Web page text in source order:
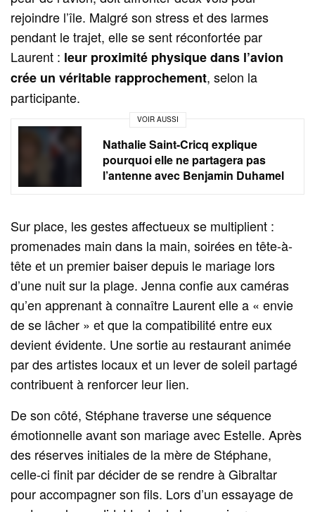
rejoindre l’île. Malgré son stress et des larmes
pendant le trajet, elle se sent réconfortée par
Laurent : leur proximité physique dans l’avion
crée un véritable rapprochement, selon la
participante.
VOIR AUSSI
Nathalie Saint-Cricq explique
pourquoi elle ne partagera pas
l’antenne avec Benjamin Duhamel
Sur place, les gestes affectueux se multiplient :
promenades main dans la main, soirées en tête-à-
tête et un premier baiser depuis le mariage lors
d’une nuit sur la plage. Jenna confie aux caméras
qu’en apprenant à connaître Laurent elle a « envie
de se lâcher » et que la compatibilité entre eux
devient évidente. Une sortie au restaurant animée
par des artistes locaux et un lever de soleil partagé
contribuent à renforcer leur lien.
De son côté, Stéphane traverse une séquence
émotionnelle avant son mariage avec Estelle. Après
des réserves initiales de la mère de Stéphane,
celle-ci finit par décider de se rendre à Gibraltar
pour accompagner son fils. Lors d’un essayage de